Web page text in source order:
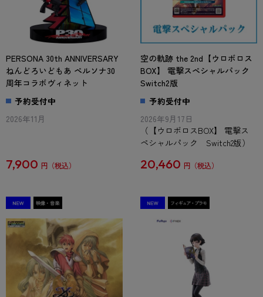
PERSONA 30th ANNIVERSARY
ねんどろいどもあ ペルソナ30
周年コラボヴィネット
予約受付中
2026年11月
7,900 円
空の軌跡 the 2nd【ウロボロス
BOX】 電撃スペシャルパック
Switch2版
予約受付中
2026年9月17日
（【ウロボロスBOX】 電撃ス
ペシャルパック Switch2版）
20,460 円